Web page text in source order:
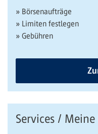
» Börsenaufträge
» Limiten festlegen
» Gebühren
Services /